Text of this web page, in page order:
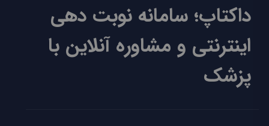
داکتاپ؛ سامانه نوبت دهی
اینترنتی و مشاوره آنلاین با
پزشک